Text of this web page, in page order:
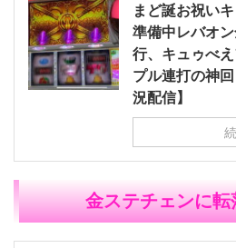
まど誕お祝い
準備中レバオ
行、キュゥべ
プル連打の神
況配信】
金ステチェンに